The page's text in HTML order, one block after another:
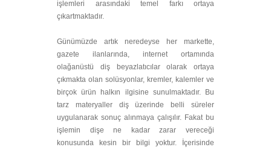
işlemleri arasındaki temel farkı ortaya
çıkartmaktadır.
Günümüzde artık neredeyse her markette,
gazete ilanlarında, internet ortamında
olağanüstü diş beyazlatıcılar olarak ortaya
çıkmakta olan solüsyonlar, kremler, kalemler ve
birçok ürün halkın ilgisine sunulmaktadır. Bu
tarz materyaller diş üzerinde belli süreler
uygulanarak sonuç alınmaya çalışılır. Fakat bu
işlemin dişe ne kadar zarar vereceği
konusunda kesin bir bilgi yoktur. İçerisinde